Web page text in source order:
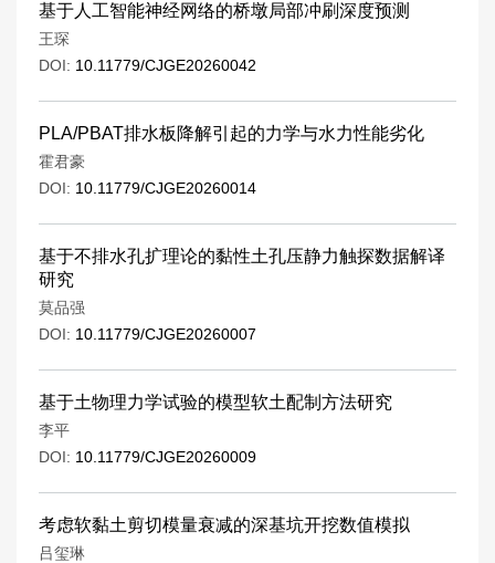
基于人工智能神经网络的桥墩局部冲刷深度预测
王琛
DOI: 10.11779/CJGE20260042
PLA/PBAT排水板降解引起的力学与水力性能劣化
霍君豪
DOI: 10.11779/CJGE20260014
基于不排水孔扩理论的黏性土孔压静力触探数据解译
研究
莫品强
DOI: 10.11779/CJGE20260007
基于土物理力学试验的模型软土配制方法研究
李平
DOI: 10.11779/CJGE20260009
考虑软黏土剪切模量衰减的深基坑开挖数值模拟
吕玺琳